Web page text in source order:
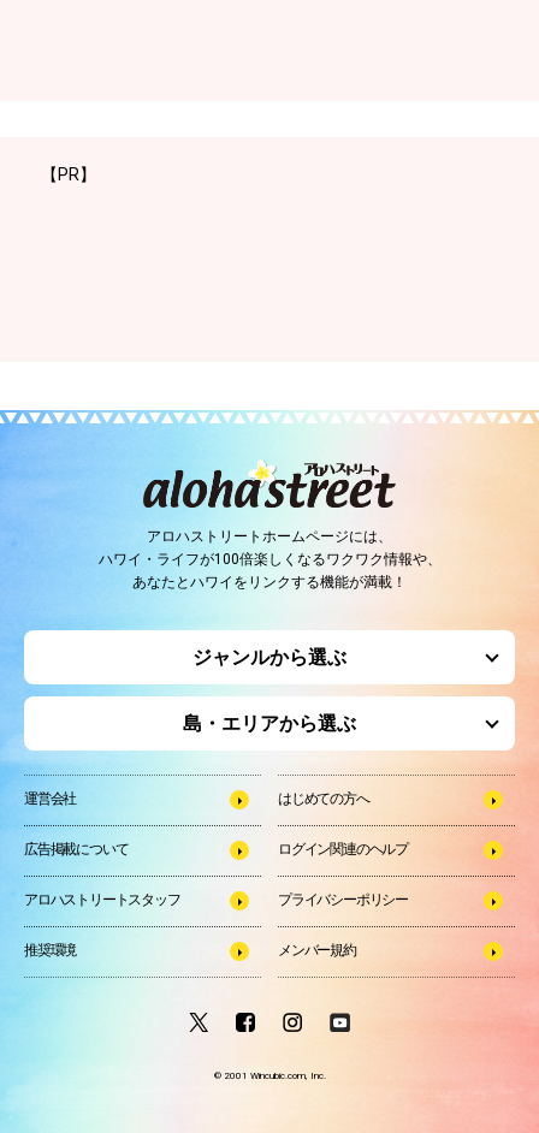
【PR】
アロハストリートホームページには、
ハワイ・ライフが100倍楽しくなるワクワク情報や、
あなたとハワイをリンクする機能が満載！
ジャンルから選ぶ
島・エリアから選ぶ
運営会社 はじめての方へ
広告掲載について ログイン関連のヘルプ
アロハストリートスタッフ プライバシーポリシー
推奨環境 メンバー規約
© 2001 Wincubic.com, Inc.